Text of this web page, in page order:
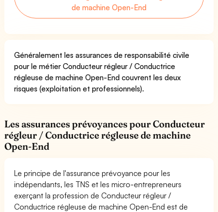
de machine Open-End
Généralement les assurances de responsabilité civile
pour le métier Conducteur régleur / Conductrice
régleuse de machine Open-End couvrent les deux
risques (exploitation et professionnels).
Les assurances prévoyances pour Conducteur
régleur / Conductrice régleuse de machine
Open-End
Le principe de l'assurance prévoyance pour les
indépendants, les TNS et les micro-entrepreneurs
exerçant la profession de Conducteur régleur /
Conductrice régleuse de machine Open-End est de